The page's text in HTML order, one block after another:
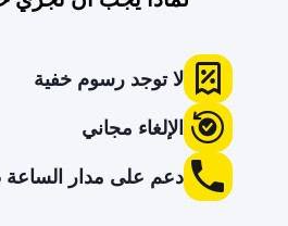
لا توجد رسوم خفية
الإلغاء مجاني
دعم على مدار الساعة